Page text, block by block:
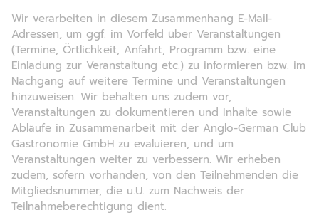
Wir verarbeiten in diesem Zusammenhang E-Mail-
Adressen, um ggf. im Vorfeld über Veranstaltungen
(Termine, Örtlichkeit, Anfahrt, Programm bzw. eine
Einladung zur Veranstaltung etc.) zu informieren bzw. im
Nachgang auf weitere Termine und Veranstaltungen
hinzuweisen. Wir behalten uns zudem vor,
Veranstaltungen zu dokumentieren und Inhalte sowie
Abläufe in Zusammenarbeit mit der Anglo-German Club
Gastronomie GmbH zu evaluieren, und um
Veranstaltungen weiter zu verbessern. Wir erheben
zudem, sofern vorhanden, von den Teilnehmenden die
Mitgliedsnummer, die u.U. zum Nachweis der
Teilnahmeberechtigung dient.